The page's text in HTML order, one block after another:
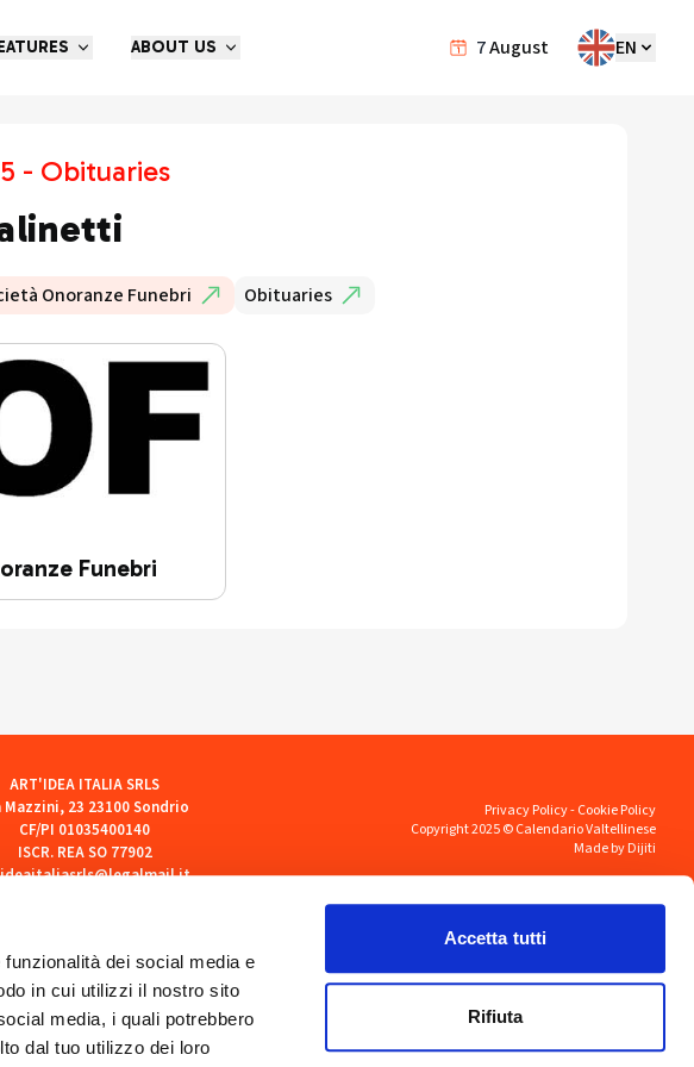
dei social media e
in cui utilizzi il nostro sito
media, i quali potrebbero
dal tuo utilizzo dei loro
Accetta tutti
Rifiuta
7August EN
ABOUT US
- Obituaries
Onoranze Funebri Obituaries
Funebri
ART'IDEA ITALIA SRLS
Mazzini, 23 23100 Sondrio
CF/PI 01035400140
ISCR. REA SO 77902
Privacy Policy-Cookie Policy
Copyright 2025 © Calendario Valtellinese
Made by Dijiti